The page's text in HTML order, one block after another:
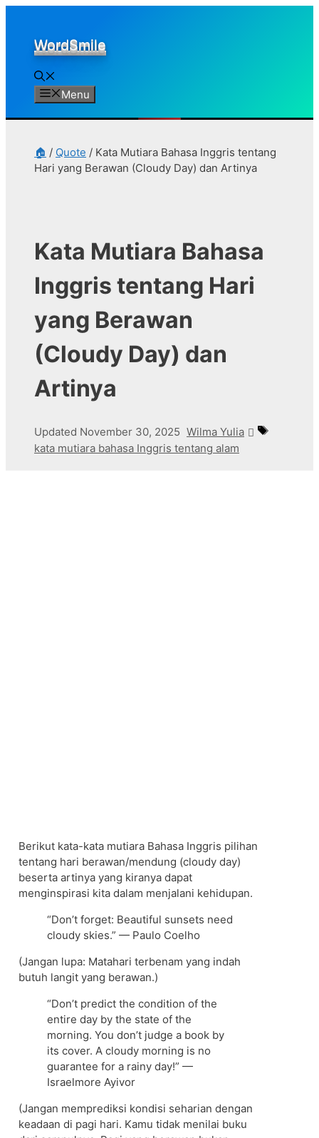
contentWordSmile
Menu
🏠 / Quote / Kata Mutiara Bahasa Inggris tentang
Hari yang Berawan (Cloudy Day) dan Artinya
Kata Mutiara Bahasa
Inggris tentang Hari
yang Berawan
(Cloudy Day) dan
Artinya
Updated November 30, 2025 Wilma Yulia
Tags
kata mutiara bahasa Inggris tentang alam
Berikut kata-kata mutiara Bahasa Inggris pilihan
tentang hari berawan/mendung (cloudy day)
beserta artinya yang kiranya dapat
menginspirasi kita dalam menjalani kehidupan.
“Don’t forget: Beautiful sunsets need
cloudy skies.” — Paulo Coelho
(Jangan lupa: Matahari terbenam yang indah
butuh langit yang berawan.)
“Don’t predict the condition of the
entire day by the state of the
morning. You don’t judge a book by
its cover. A cloudy morning is no
guarantee for a rainy day!” —
Israelmore Ayivor
(Jangan memprediksi kondisi seharian dengan
keadaan di pagi hari. Kamu tidak menilai buku